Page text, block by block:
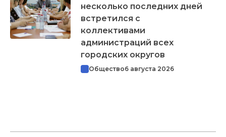
несколько последних дней
встретился с
коллективами
администраций всех
городских округов
Общество6 августа 2026